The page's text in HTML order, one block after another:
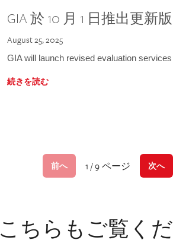
GIA 於 10 月 1 日推出更
August 25, 2025
GIA will launch revised evaluation
続きを読む
前へ 1 / 9 ページ 次へ
こちらもご覧く